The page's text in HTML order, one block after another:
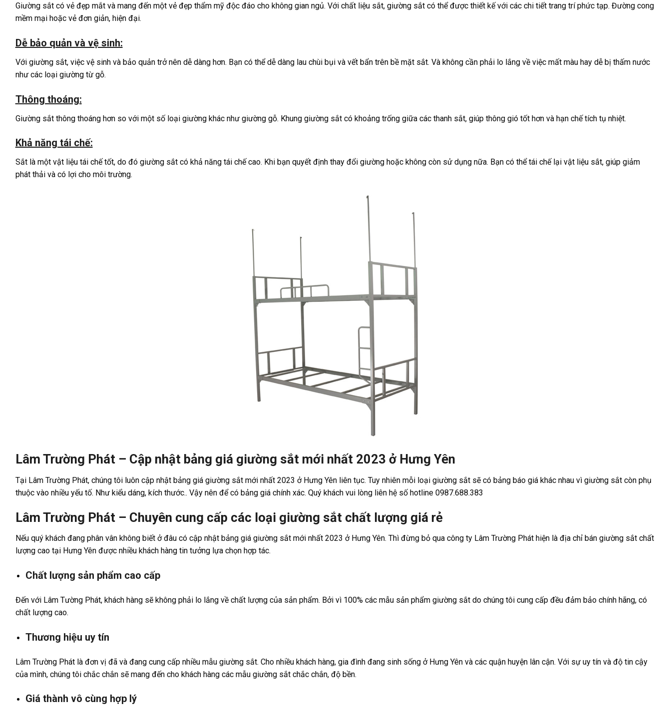
Giường sắt có vẻ đẹp mắt và mang đến một vẻ đẹp thẩm mỹ độc đáo cho không gian ngủ. Với chất liệu sắt, giường sắt có thể được thiết kế với các chi tiết trang trí phức tạp. Đường cong
mềm mại hoặc vẻ đơn giản, hiện đại.
Dễ bảo quản và vệ sinh:
Với giường sắt, việc vệ sinh và bảo quản trở nên dễ dàng hơn. Bạn có thể dễ dàng lau chùi bụi và vết bẩn trên bề mặt sắt. Và không cần phải lo lắng về việc mất màu hay dễ bị thấm nước
như các loại giường từ gỗ.
Thông thoáng:
Giường sắt thông thoáng hơn so với một số loại giường khác như giường gỗ. Khung giường sắt có khoảng trống giữa các thanh sắt, giúp thông gió tốt hơn và hạn chế tích tụ nhiệt.
Khả năng tái chế:
Sắt là một vật liệu tái chế tốt, do đó giường sắt có khả năng tái chế cao. Khi bạn quyết định thay đổi giường hoặc không còn sử dụng nữa. Bạn có thể tái chế lại vật liệu sắt, giúp giảm
phát thải và có lợi cho môi trường.
Lâm Trường Phát – Cập nhật bảng giá giường sắt mới nhất 2023 ở Hưng Yên
Tại Lâm Trường Phát, chúng tôi luôn cập nhật bảng giá giường sắt mới nhất 2023 ở Hưng Yên liên tục. Tuy nhiên mỗi loại giường sắt sẽ có bảng báo giá khác nhau vì giường sắt còn phụ
thuộc vào nhiều yếu tố. Như kiểu dáng, kích thước.. Vậy nên để có bảng giá chính xác. Quý khách vui lòng liên hệ số hotline 0987.688.383
Lâm Trường Phát – Chuyên cung cấp các loại giường sắt chất lượng giá rẻ
Nếu quý khách đang phân vân không biết ở đâu có cập nhật bảng giá giường sắt mới nhất 2023 ở Hưng Yên. Thì đừng bỏ qua công ty Lâm Trường Phát hiện là địa chỉ bán giường sắt chất
lượng cao tại Hưng Yên được nhiều khách hàng tin tưởng lựa chọn hợp tác.
Chất lượng sản phẩm cao cấp
Đến với Lâm Tường Phát, khách hàng sẽ không phải lo lắng về chất lượng của sản phẩm. Bởi vì 100% các mẫu sản phẩm giường sắt do chúng tôi cung cấp đều đảm bảo chính hãng, có
chất lượng cao.
Thương hiệu uy tín
Lâm Trường Phát là đơn vị đã và đang cung cấp nhiều mẫu giường sắt. Cho nhiều khách hàng, gia đình đang sinh sống ở Hưng Yên và các quận huyện lân cận. Với sự uy tín và độ tin cậy
của mình, chúng tôi chắc chắn sẽ mang đến cho khách hàng các mẫu giường sắt chắc chắn, độ bền.
Giá thành vô cùng hợp lý